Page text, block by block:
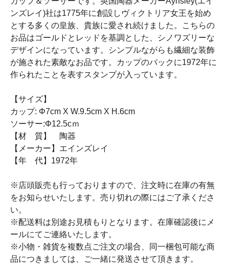
ンズレイ)社は1775年に創設しヴィクトリア女王を始め
とする多くの皇族、貴族に愛され続けました。こちらの
お品はゴールドとレッドを基調とした、シノワズリーな
デザインになっています。シンプルながらも繊細な装飾
が施された素敵なお品です。カップのバックに1972年に
作られたことを表すスタンプが入っています。
【サイズ】
カップ: Φ7cm X W.9.5cm X H.6cm
ソーサー:Φ12.5cｍ
【材 質】 陶器
【メーカー】エインズレイ
【年 代】1972年
※店頭販売も行っておりますので、注文時に在庫の有無
をお知らせいたします。売り切れの際にはご了承くださ
い。
※配送料は別途お見積もりとなります。在庫確認後にメ
ールにてご連絡いたします。
※小物・雑貨を複数点ご注文の場合、同一梱包可能な商
品につきましては、ご一緒に発送させて頂きます。